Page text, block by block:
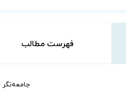
فهرست مطالب
جامعه‌نگر